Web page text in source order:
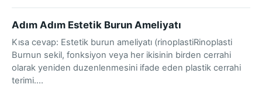
Adım Adım Estetik Burun Ameliyatı
Kısa cevap: Estetik burun ameliyatı (rinoplastiRinoplasti
Burnun sekil, fonksiyon veya her ikisinin birden cerrahi
olarak yeniden duzenlenmesini ifade eden plastik cerrahi
terimi.…